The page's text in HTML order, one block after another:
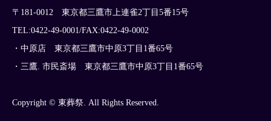
〒181-0012 東京都三鷹市上連雀2丁目5番15号
TEL:0422-49-0001/FAX:0422-49-0002
・中原店 東京都三鷹市中原3丁目1番65号
・三鷹. 市民斎場 東京都三鷹市中原3丁目1番65号
Copyright © 東葬祭. All Rights Reserved.